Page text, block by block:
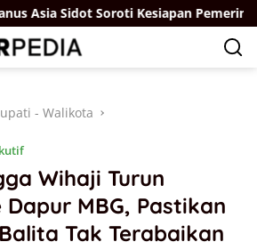
Sidot Soroti Kesiapan Pemerintah
- Walikota
Wihaji Turun
MBG, Pastikan
Tak Terabaikan